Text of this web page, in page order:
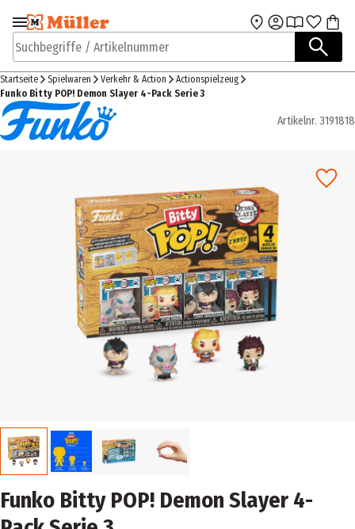
Zur Navigation
springen
Zum Hauptinhalt
Suchbegriffe / Artikelnummer
Startseite Spielwaren Verkehr & Action
Actionspielzeug
Funko Bitty POP! Demon Slayer 4-Pack Serie 3
Artikelnr. 3191818
Funko Bitty POP! Demon Slayer 4-